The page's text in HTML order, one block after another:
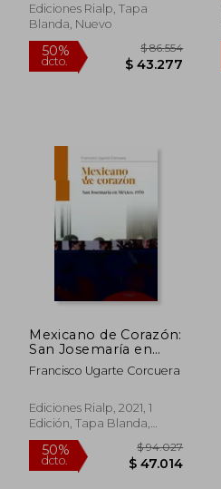
Ediciones Rialp, Tapa
Blanda, Nuevo
50%
dcto. $ 43.277
Mexicano de Corazón:
San Josemaría en
México, 1970 (Libros
Sobre el Opus Dei)
Francisco Ugarte Corcuera
Ediciones Rialp, 2021, 1
Edición, Tapa Blanda,
Nuevo